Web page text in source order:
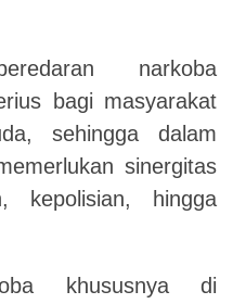
narkoba
bagi masyarakat
sehingga dalam
sinergitas
kepolisian, hingga
khususnya di